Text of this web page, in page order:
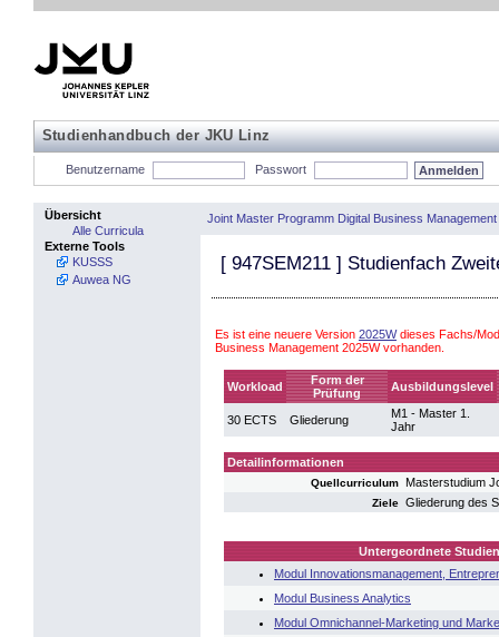
Studienhandbuch der JKU Linz
Benutzername Passwort
Übersicht
Alle Curricula
Externe Tools
KUSSS
Auwea NG
Joint Master Programm Digital Business Management
[ 947SEM211 ] Studienfach
Es ist eine neuere Version 2025Wdieses Fachs/
Business Management 2025W vorhanden.
Workload
Form der
Prüfung
Ausbildungslevel
30 ECTS Gliederung
M1 - Master 1.
Jahr
Detailinformationen
Quellcurriculum Masterstudium
Ziele Gliederung des
Untergeordnete
Modul Innovationsmanagement,
Modul Business Analytics
Modul Omnichannel-Marketing und